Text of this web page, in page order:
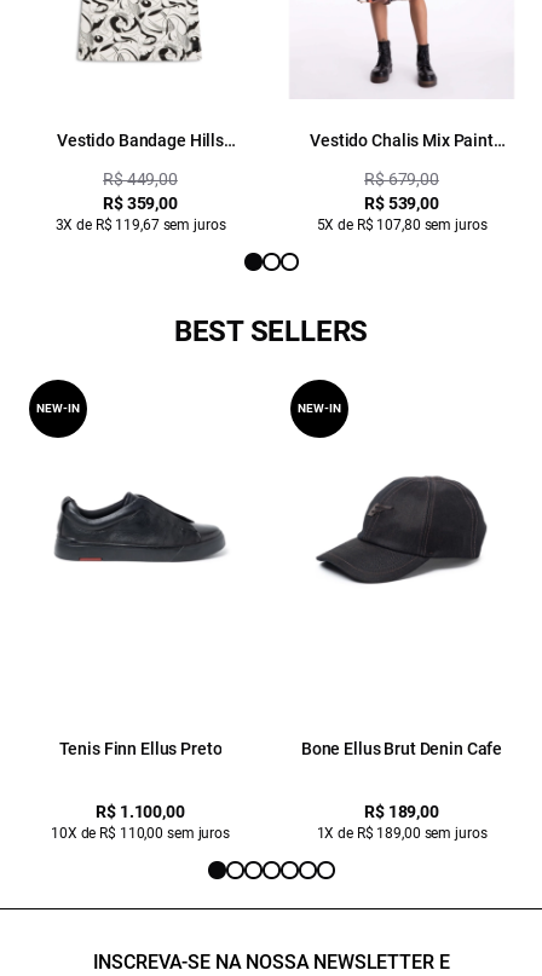
Vestido Bandage Hills
R$ 449,00
R$ 359,00
3X de R$ 119,67 sem juros
Vestido Chalis Mix Paint
R$ 679,00
R$ 539,00
5X de R$ 107,80 sem juros
BEST SELLERS
Tenis Finn Ellus Preto
R$ 1.100,00
10X de R$ 110,00 sem juros
NEW-IN
Bone Ellus Brut Denin Cafe
R$ 189,00
1X de R$ 189,00 sem juros
NEW-IN
INSCREVA-SE NA NOSSA NEWSLETTER E